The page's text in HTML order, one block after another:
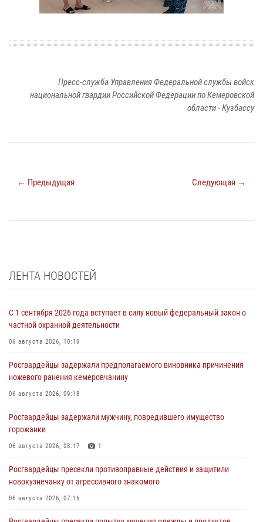
Пресс-служба Управления Федеральной службы войск
национальной гвардии Российской Федерации по Кемеровской
области - Кузбассу
← Предыдущая Следующая →
ЛЕНТА НОВОСТЕЙ
С 1 сентября 2026 года вступает в силу новый федеральный закон о
частной охранной деятельности
06 августа 2026, 10:19
Росгвардейцы задержали предполагаемого виновника причинения
ножевого ранения кемеровчанину
06 августа 2026, 09:18
Росгвардейцы задержали мужчину, повредившего имущество
горожанки
06 августа 2026, 08:17 1
Росгвардейцы пресекли противоправные действия и защитили
новокузнечанку от агрессивного знакомого
06 августа 2026, 07:16